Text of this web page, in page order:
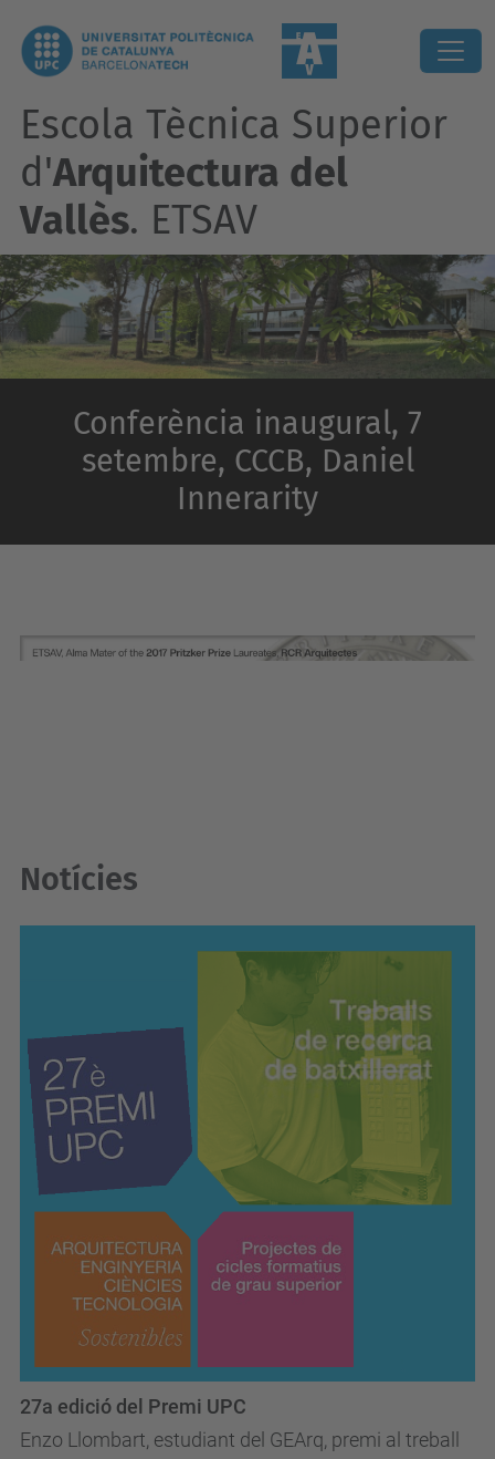
Conferència inaugural, 7
setembre, CCCB, Daniel
Innerarity
Escola Tècnica Superior
d'Arquitectura del
Vallès. ETSAV
Notícies
Enzo Llombart, estudiant del GEArq, premi al treball
27a edició del Premi UPC